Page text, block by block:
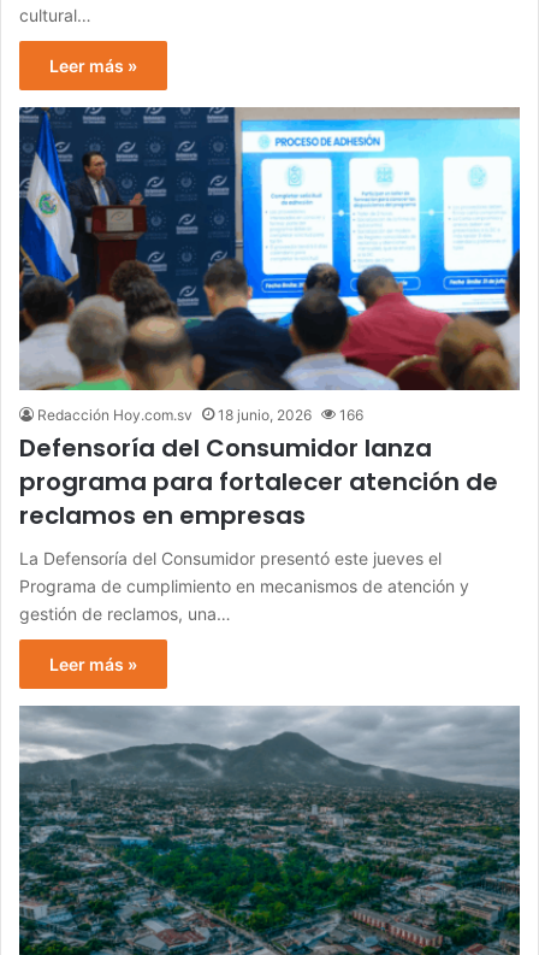
cultural…
Leer más »
Redacción Hoy.com.sv 18 junio, 2026 166
Defensoría del Consumidor lanza
programa para fortalecer atención de
reclamos en empresas
La Defensoría del Consumidor presentó este jueves el
Programa de cumplimiento en mecanismos de atención y
gestión de reclamos, una…
Leer más »